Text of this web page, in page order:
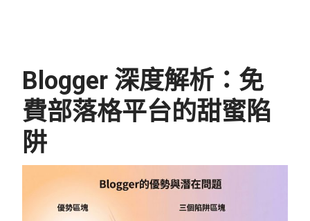
Blogger 深度解析：免
費部落格平台的甜蜜陷
阱